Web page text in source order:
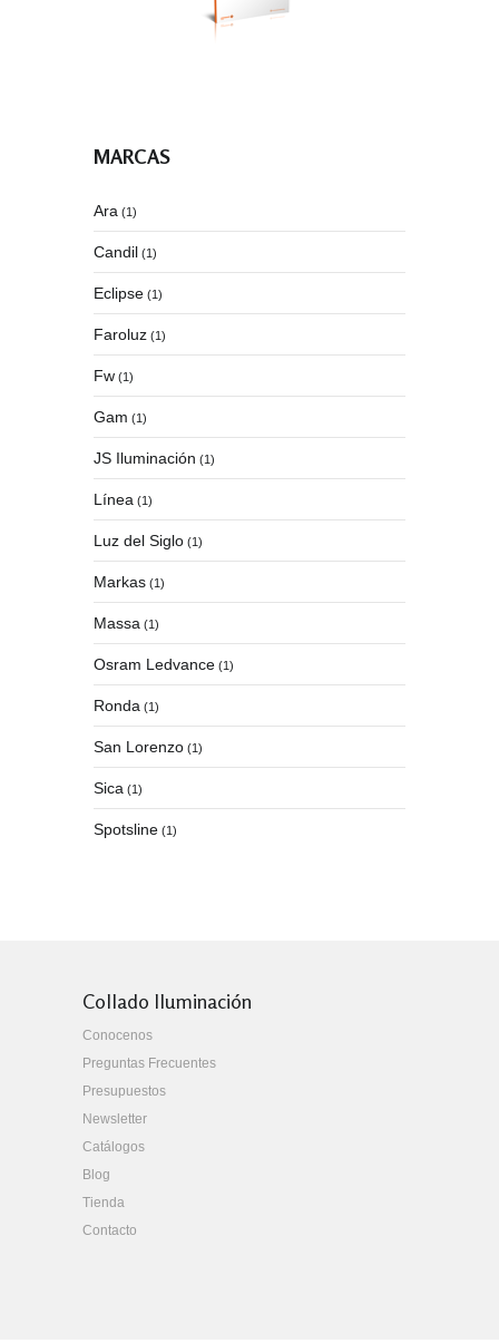
MARCAS
Ara (1)
Candil (1)
Eclipse (1)
Faroluz (1)
Fw (1)
Gam (1)
JS Iluminación (1)
Línea (1)
Luz del Siglo (1)
Markas (1)
Massa (1)
Osram Ledvance (1)
Ronda (1)
San Lorenzo (1)
Sica (1)
Spotsline (1)
Collado Iluminación
Conocenos
Preguntas Frecuentes
Presupuestos
Newsletter
Catálogos
Blog
Tienda
Contacto